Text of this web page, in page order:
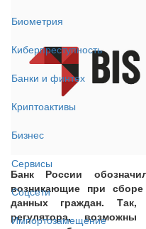
Биометрия
Киберпреступность
Банки и финтех
Криптоактивы
Бизнес
Сервисы
Соцсети
Импортозамещение
Банк России
возникающие при
данных граждан. Так,
регулятора,